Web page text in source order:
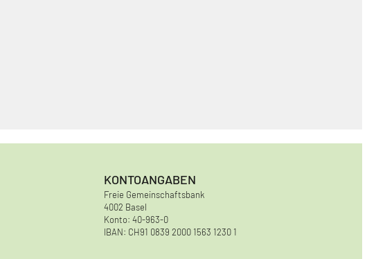
KONTOANGABEN
Freie Gemeinschaftsbank
4002 Basel
Konto: 40-963-0
IBAN: CH91 0839 2000 1563 1230 1